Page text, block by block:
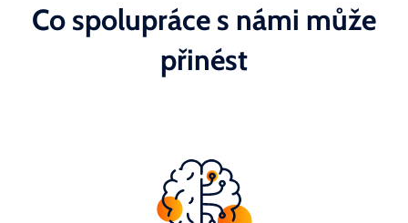
Co spolupráce s námi může
přinést